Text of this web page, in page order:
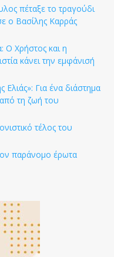
πέταξε το τραγούδι
ο Βασίλης Καρράς
Ο Χρήστος και η
κάνει την εμφάνισή
Για ένα διάστημα
από τη ζωή του
τέλος του
παράνομο έρωτα